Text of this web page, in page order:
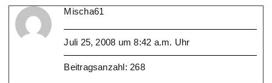
Mischa61
Juli 25, 2008 um 8:42 a.m. Uhr
Beitragsanzahl: 268